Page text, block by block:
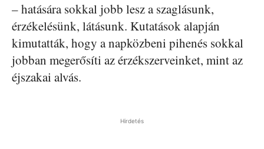
– hatására sokkal jobb lesz a szaglásunk,
érzékelésünk, látásunk. Kutatások alapján
kimutatták, hogy a napközbeni pihenés sokkal
jobban megerősíti az érzékszerveinket, mint az
éjszakai alvás.
Hirdetés